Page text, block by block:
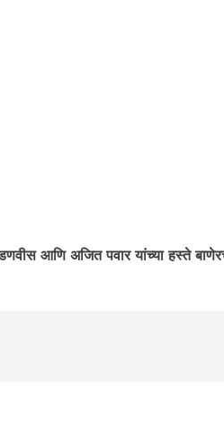
आणि अजित पवार यांच्या हस्ते